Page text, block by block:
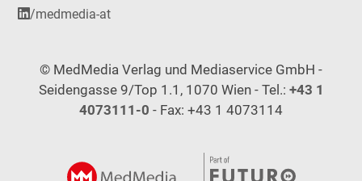
/medmedia-at
© MedMedia Verlag und Mediaservice GmbH -
Seidengasse 9/Top 1.1, 1070 Wien - Tel.: +43 1
4073111-0 - Fax: +43 1 4073114